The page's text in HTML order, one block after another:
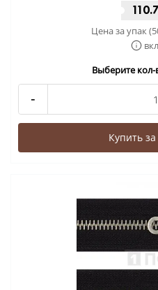
Цена за упак
Выберите
-
Купить за